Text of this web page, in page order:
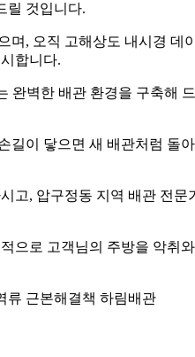
릴 것입니다.
며, 오직 고해상도 내시경 데
합니다.
완벽한 배관 환경을 구축해 드
길이 닿으면 새 배관처럼 돌
고, 압구정동 지역 배관 전문
으로 고객님의 주방을 악취와
류 근본해결책 하림배관